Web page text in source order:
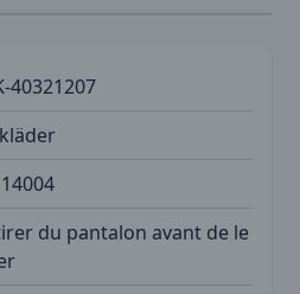
40321207
du pantalon avant de le